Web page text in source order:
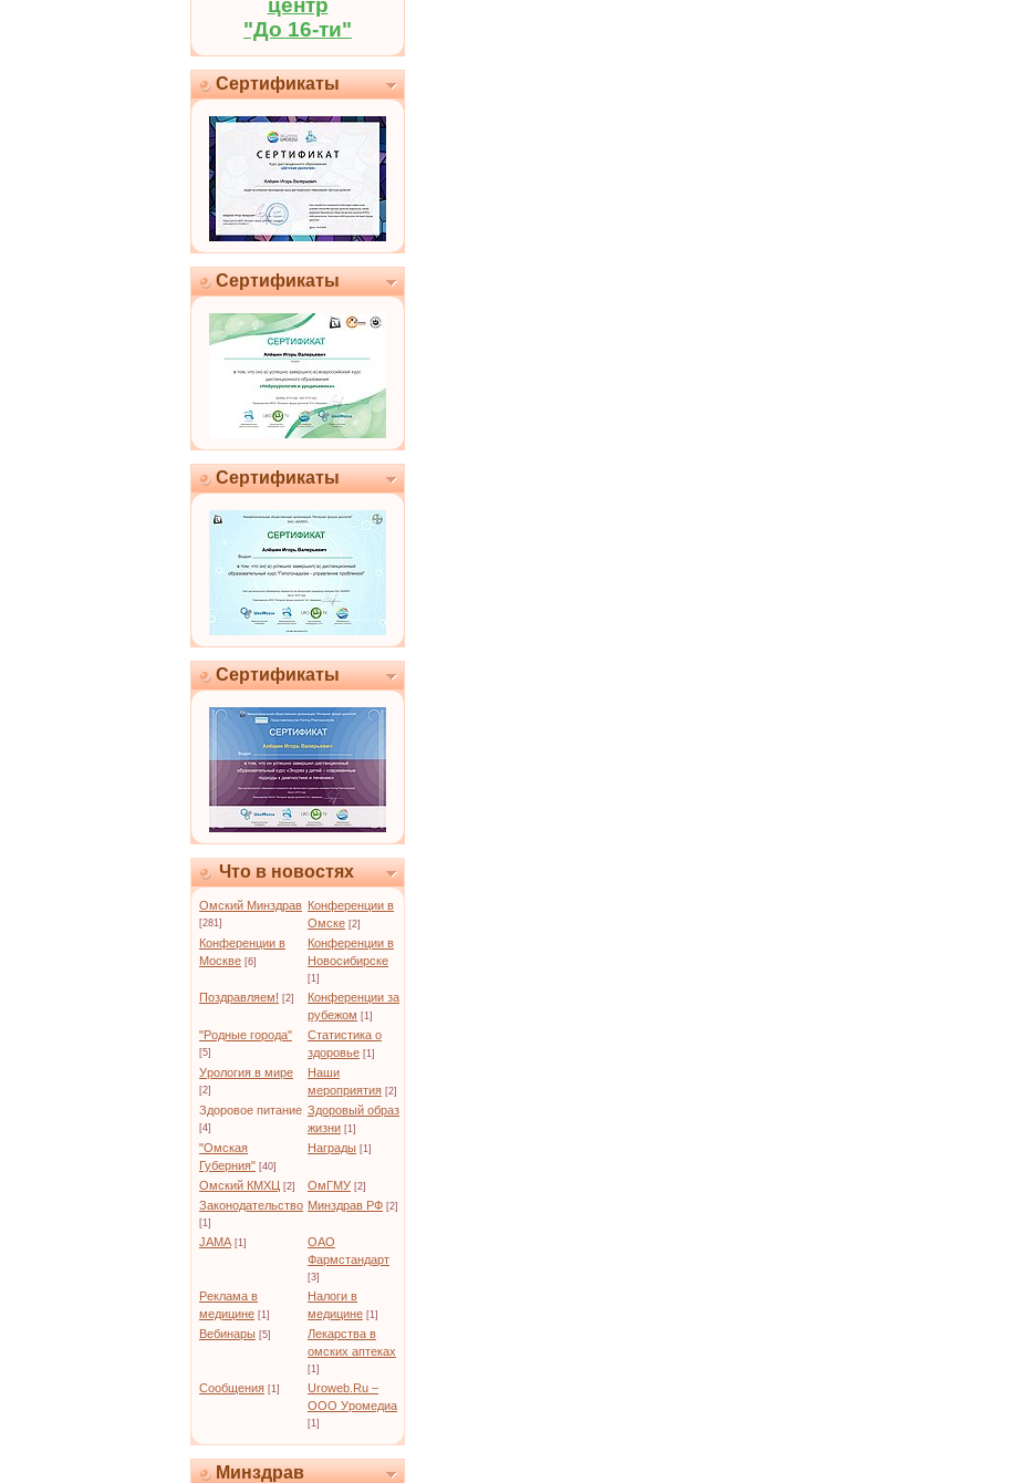
центр
"До 16-ти"
Сертификаты
Сертификаты
Сертификаты
Сертификаты
Что в новостях
Омский Минздрав
[281]
Конференции в
Омске [2]
Конференции в
Москве [6]
Конференции в
Новосибирске
[1]
Поздравляем! [2]
Конференции за
рубежом [1]
"Родные города"
[5]
Статистика о
здоровье [1]
Урология в мире
[2]
Наши
мероприятия [2]
Здоровое питание
[4]
Здоровый образ
жизни [1]
"Омская
Губерния" [40]
Награды [1]
Омский КМХЦ [2] ОмГМУ [2]
Законодательство
[1]
Минздрав РФ [2]
JAMA [1]
ОАО
Фармстандарт
[3]
Реклама в
медицине [1]
Налоги в
медицине [1]
Вебинары [5]
Лекарства в
омских аптеках
[1]
Сообщения [1]
Uroweb.Ru –
ООО Уромедиа
[1]
Минздрав